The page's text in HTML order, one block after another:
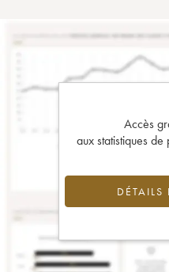
Accès
aux statistiques
DÉTAILS